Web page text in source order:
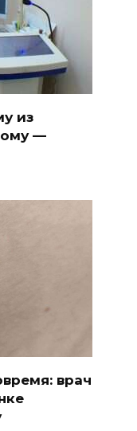
из
—
врач